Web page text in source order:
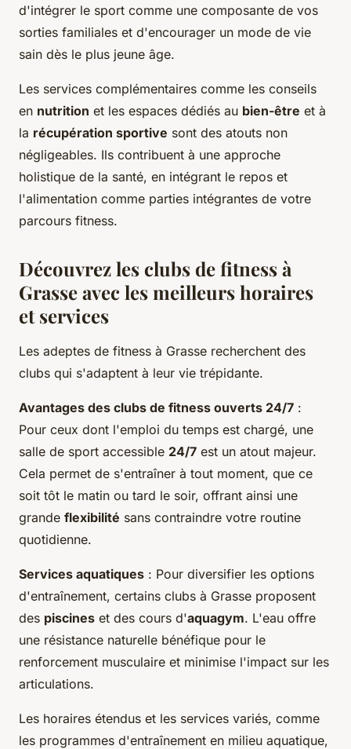
d'intégrer le sport comme une composante de vos
sorties familiales et d'encourager un mode de vie
sain dès le plus jeune âge.
Les services complémentaires comme les conseils
en nutrition et les espaces dédiés au bien-être et à
la récupération sportive sont des atouts non
négligeables. Ils contribuent à une approche
holistique de la santé, en intégrant le repos et
l'alimentation comme parties intégrantes de votre
parcours fitness.
Découvrez les clubs de fitness à
Grasse avec les meilleurs horaires
et services
Les adeptes de fitness à Grasse recherchent des
clubs qui s'adaptent à leur vie trépidante.
Avantages des clubs de fitness ouverts 24/7 :
Pour ceux dont l'emploi du temps est chargé, une
salle de sport accessible 24/7 est un atout majeur.
Cela permet de s'entraîner à tout moment, que ce
soit tôt le matin ou tard le soir, offrant ainsi une
grande flexibilité sans contraindre votre routine
quotidienne.
Services aquatiques : Pour diversifier les options
d'entraînement, certains clubs à Grasse proposent
des piscines et des cours d'aquagym. L'eau offre
une résistance naturelle bénéfique pour le
renforcement musculaire et minimise l'impact sur les
articulations.
Les horaires étendus et les services variés, comme
les programmes d'entraînement en milieu aquatique,